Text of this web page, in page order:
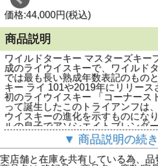
価格:44,000円(税込)
商品説明
ワイルドターキー マスターズキー
成のライウイスキーで、ワイルド
では最も長い熟成年数表記のもの
キー ライ 101や2019年にリリー
初のライウイスキー 「コーナース
って誕生したこのトライアンフは
ウイスキーの進化を示すものにな
ルの息子でアソシエイトブレンダ
イウイスキーに親しんでいたこと
で、エディーの先見の明は、今日
昇するはるか10年前に、この驚く
▼ 商品説明の続
実店舗と在庫を共有している為、品